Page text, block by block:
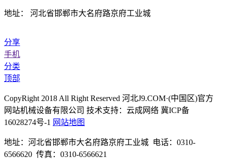
地址： 河北省邯郸市大名府路京府工业城
分享
手机
分类
顶部
CopyRight 2018 All Right Reserved 河北J9.COM·(中国区)官方
网站机械设备有限公司 技术支持：云成网络 冀ICP备
16028274号-1 网站地图
地址：河北省邯郸市大名府路京府工业城 电话：0310-
6566620 传真：0310-6566621